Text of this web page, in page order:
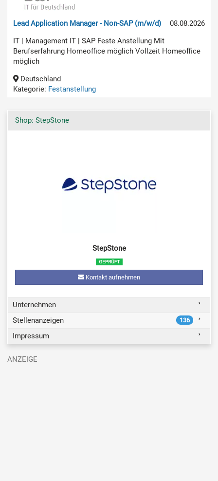
08.08.2026
Lead Application Manager - Non-SAP (m/w/d)
IT | Management IT | SAP Feste Anstellung Mit
Berufserfahrung Homeoffice möglich Vollzeit Homeoffice
möglich
Deutschland
Kategorie: Festanstellung
Shop: StepStone
StepStone
Kontakt aufnehmen
Unternehmen
Stellenanzeigen
136
Impressum